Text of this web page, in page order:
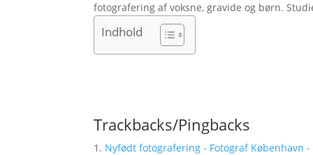
fotografering af voksne, gravide og børn.
Indhold
Trackbacks/Pingbacks
Nyfødt fotografering - Fotograf København